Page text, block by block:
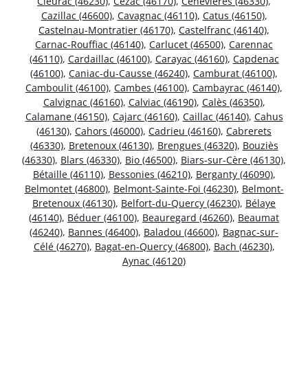
Cazillac (46600), Cavagnac (46110), Catus (46150),
Castelnau-Montratier (46170), Castelfranc (46140),
Carnac-Rouffiac (46140), Carlucet (46500), Carennac
(46110), Cardaillac (46100), Carayac (46160), Capdenac
(46100), Caniac-du-Causse (46240), Camburat (46100),
Camboulit (46100), Cambes (46100), Cambayrac (46140),
Calvignac (46160), Calviac (46190), Calès (46350),
Calamane (46150), Cajarc (46160), Caillac (46140), Cahus
(46130), Cahors (46000), Cadrieu (46160), Cabrerets
(46330), Bretenoux (46130), Brengues (46320), Bouziès
(46330), Blars (46330), Bio (46500), Biars-sur-Cère (46130),
Bétaille (46110), Bessonies (46210), Berganty (46090),
Belmontet (46800), Belmont-Sainte-Foi (46230), Belmont-
Bretenoux (46130), Belfort-du-Quercy (46230), Bélaye
(46140), Béduer (46100), Beauregard (46260), Beaumat
(46240), Bannes (46400), Baladou (46600), Bagnac-sur-
Célé (46270), Bagat-en-Quercy (46800), Bach (46230),
Aynac (46120)